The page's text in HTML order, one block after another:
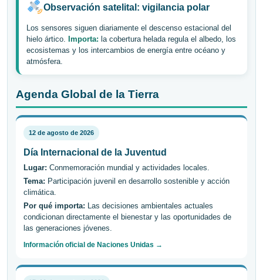
Observación satelital: vigilancia polar
Los sensores siguen diariamente el descenso estacional del
hielo ártico. Importa: la cobertura helada regula el albedo, los
ecosistemas y los intercambios de energía entre océano y
atmósfera.
Agenda Global de la Tierra
12 de agosto de 2026
Día Internacional de la Juventud
Lugar: Conmemoración mundial y actividades locales.
Tema: Participación juvenil en desarrollo sostenible y acción
climática.
Por qué importa: Las decisiones ambientales actuales
condicionan directamente el bienestar y las oportunidades de
las generaciones jóvenes.
Información oficial de Naciones Unidas →